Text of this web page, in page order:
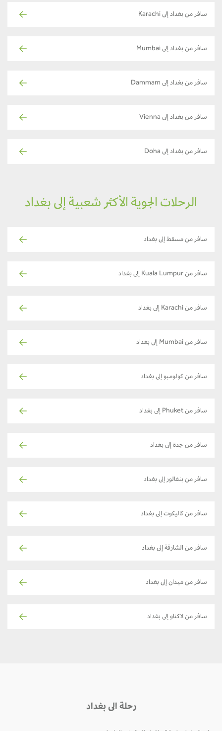
سافر من بغداد إلى Karachi
سافر من بغداد إلى Mumbai
سافر من بغداد إلى Dammam
سافر من بغداد إلى Vienna
سافر من بغداد إلى Doha
الرحلات الجوية الأكثر شعبية إلى بغداد
سافر من مسقط إلى بغداد
سافر من Kuala Lumpur إلى بغداد
سافر من Karachi إلى بغداد
سافر من Mumbai إلى بغداد
سافر من كولومبو إلى بغداد
سافر من Phuket إلى بغداد
سافر من جدة إلى بغداد
سافر من بنغالور إلى بغداد
سافر من كاليكوت إلى بغداد
سافر من الشارقة إلى بغداد
سافر من ميدان إلى بغداد
سافر من لاكناو إلى بغداد
رحلة الى بغداد